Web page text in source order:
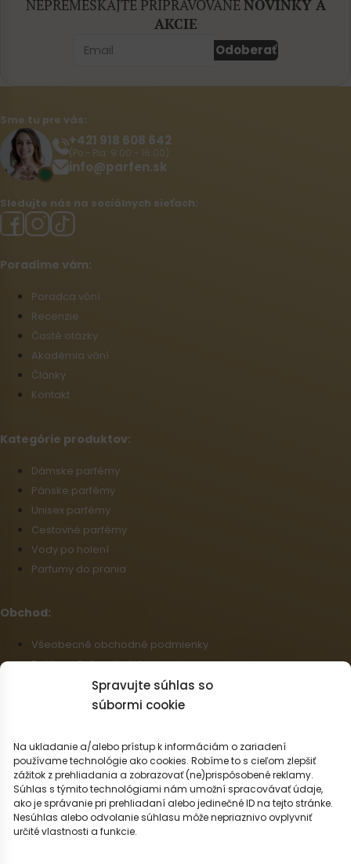
Spravujte súhlas so
súbormi cookie
Na ukladanie a/alebo prístup k informáciám o zariadení
používame technológie ako cookies. Robíme to s cieľom zlepšiť
zážitok z prehliadania a zobrazovať (ne)prispôsobené reklamy.
Súhlas s týmito technológiami nám umožní spracovávať údaje,
ako je správanie pri prehliadaní alebo jedinečné ID na tejto stránke.
Nesúhlas alebo odvolanie súhlasu môže nepriaznivo ovplyvniť
určité vlastnosti a funkcie.
NEPREMEŠKAJTE PRIPRAVOVANÉ NOVINKY A
AKCIE
Odoberať
Sme tu pre vás:
+421 918 608 642‬
(Po - Pia: 9:00 - 16:00)
info@parfen.sk
Sledujte nás na sociálnych sieťach:
Poradíme vám:
Poradca vôní
Recenzie
Časté otázky
Akadémia vôní
Články
Kontakt
Kategórie produktov:
Dámske parfémy
Pánske parfémy
Unisex parfémy
Cestovné parfémy
Vody po holení
Parfumy do prania
Obchod:
Všeobecné obchodné podmienky
Reklamačný poriadok
Informácie o doprave a platbe
Zásady používania súborov cookie (EÚ)
Odstúpenie od zmluvy
Slovenčina
Možnosti dopravy: